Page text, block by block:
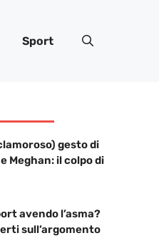
Sport
gesto di
Meghan: il colpo di
avendo l’asma?
sull’argomento